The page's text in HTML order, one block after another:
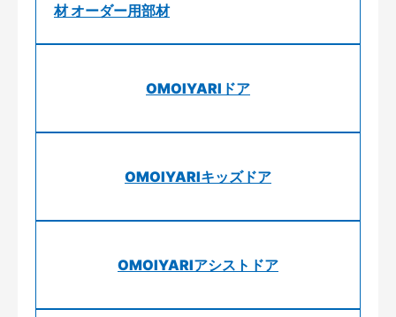
材 オーダー用部材
OMOIYARIドア
OMOIYARIキッズドア
OMOIYARIアシストドア